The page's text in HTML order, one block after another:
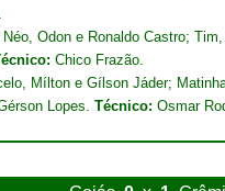
Néo, Odon e Ronaldo Castro;
Chico Frazão.
Mílton e Gílson Jáder;
Lopes. Técnico: Osmar